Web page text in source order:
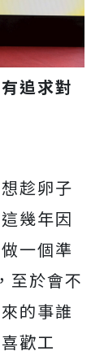
追求對
趁卵子
幾年因
一個準
至於會不
的事誰
歡工